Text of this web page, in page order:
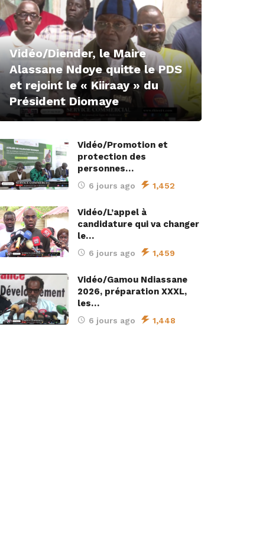
Vidéo/Diender, le Maire
Alassane Ndoye quitte le PDS
et rejoint le « Kiiraay » du
Président Diomaye
Vidéo/Promotion et
protection des
personnes…
6 jours ago 1,452
Vidéo/L’appel à
candidature qui va changer
le…
6 jours ago 1,459
Vidéo/Gamou Ndiassane
2026, préparation XXXL,
les…
6 jours ago 1,448